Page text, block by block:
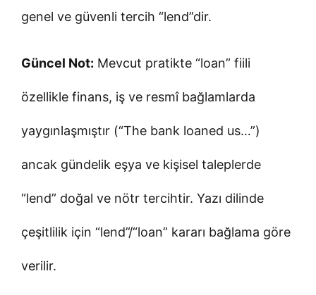
genel ve güvenli tercih “lend”dir.
Güncel Not: Mevcut pratikte “loan” fiili
özellikle finans, iş ve resmî bağlamlarda
yaygınlaşmıştır (“The bank loaned us…”)
ancak gündelik eşya ve kişisel taleplerde
“lend” doğal ve nötr tercihtir. Yazı dilinde
çeşitlilik için “lend”/“loan” kararı bağlama göre
verilir.